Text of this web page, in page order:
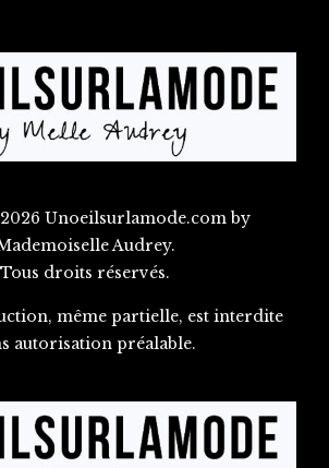
Unoeilsurlamode.com by
Audrey.
Tous droits réservés.
même partielle, est interdite
autorisation préalable.